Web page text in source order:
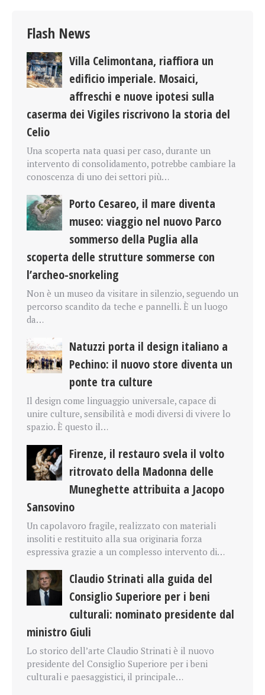
Flash News
Villa Celimontana, riaffiora un
edificio imperiale. Mosaici,
affreschi e nuove ipotesi sulla
caserma dei Vigiles riscrivono la storia del
Celio
Una scoperta nata quasi per caso, durante un
intervento di consolidamento, potrebbe cambiare la
conoscenza di uno dei settori più…
Porto Cesareo, il mare diventa
museo: viaggio nel nuovo Parco
sommerso della Puglia alla
scoperta delle strutture sommerse con
l’archeo-snorkeling
Non è un museo da visitare in silenzio, seguendo un
percorso scandito da teche e pannelli. È un luogo
da…
Natuzzi porta il design italiano a
Pechino: il nuovo store diventa un
ponte tra culture
Il design come linguaggio universale, capace di
unire culture, sensibilità e modi diversi di vivere lo
spazio. È questo il…
Firenze, il restauro svela il volto
ritrovato della Madonna delle
Muneghette attribuita a Jacopo
Sansovino
Un capolavoro fragile, realizzato con materiali
insoliti e restituito alla sua originaria forza
espressiva grazie a un complesso intervento di…
Claudio Strinati alla guida del
Consiglio Superiore per i beni
culturali: nominato presidente dal
ministro Giuli
Lo storico dell’arte Claudio Strinati è il nuovo
presidente del Consiglio Superiore per i beni
culturali e paesaggistici, il principale…